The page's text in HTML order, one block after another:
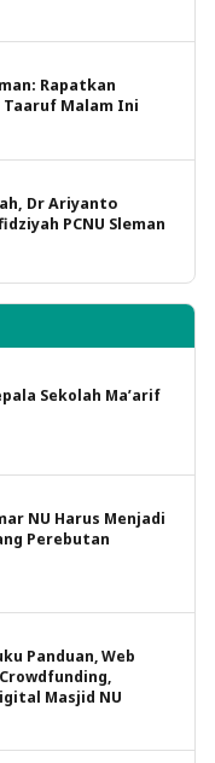
Rapatkan
Taaruf Malam Ini
Dr Ariyanto
PCNU Sleman
Sekolah Ma’arif
NU Harus Menjadi
Perebutan
Panduan, Web
Masjid NU